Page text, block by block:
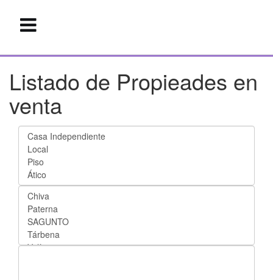
Listado de Propieades en
venta